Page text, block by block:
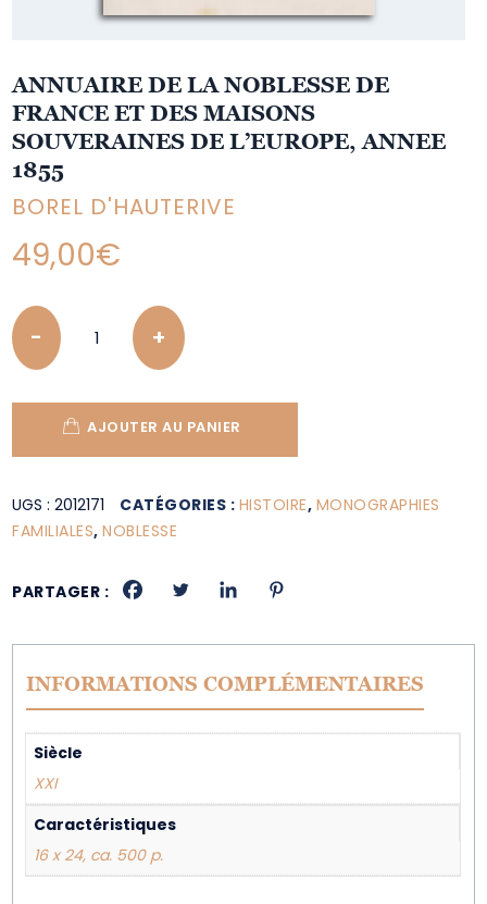
ANNUAIRE DE LA NOBLESSE DE
FRANCE ET DES MAISONS
SOUVERAINES DE L’EUROPE, ANNEE
1855
BOREL D'HAUTERIVE
49,00€
Quantity
AJOUTER AU PANIER
UGS :2012171 CATÉGORIES : HISTOIRE, MONOGRAPHIES
FAMILIALES,NOBLESSE
PARTAGER :
INFORMATIONS COMPLÉMENTAIRES
Siècle
XXI
Caractéristiques
16 x 24, ca. 500 p.